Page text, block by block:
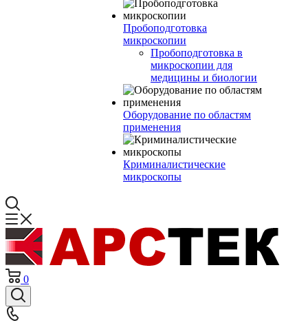
Пробоподготовка
микроскопии
Пробоподготовка в
микроскопии для
медицины и биологии
Оборудование по областям
применения
Криминалистические
микроскопы
0